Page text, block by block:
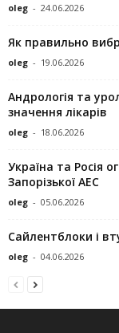
oleg - 24.06.2026
Як правильно
oleg - 19.06.2026
Андрологія та
значення лікарів
oleg - 18.06.2026
Україна та Росія
Запорізької АЕС
oleg - 05.06.2026
Сайлентблоки і
oleg - 04.06.2026